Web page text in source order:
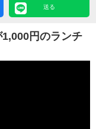
送る
円のランチ